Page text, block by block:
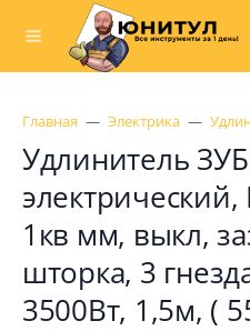
Главная Электрика
Удлинитель
1кв мм, выкл,
шторка, 3
3500Вт, 1,5м, (